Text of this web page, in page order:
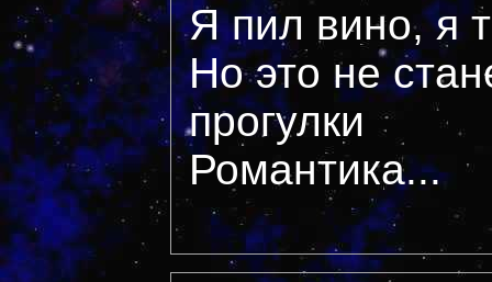
Я пил вино, я
Но это не
прогулки
Романтика...